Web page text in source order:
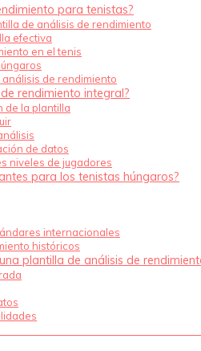
para tenistas?
de análisis de rendimiento
efectiva
en el tenis
de rendimiento
rendimiento integral?
de la plantilla
de datos
niveles de jugadores
para los tenistas húngaros?
internacionales
históricos
plantilla de análisis de